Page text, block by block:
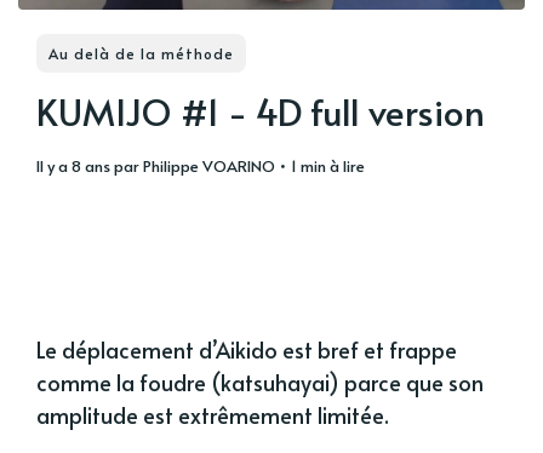
Au delà de la méthode
KUMIJO #1 - 4D full version
il y a 8 ansparPhilippe VOARINO • 1 min à lire
Le déplacement d’Aikido est bref et frappe
comme la foudre (katsuhayai) parce que son
amplitude est extrêmement limitée.